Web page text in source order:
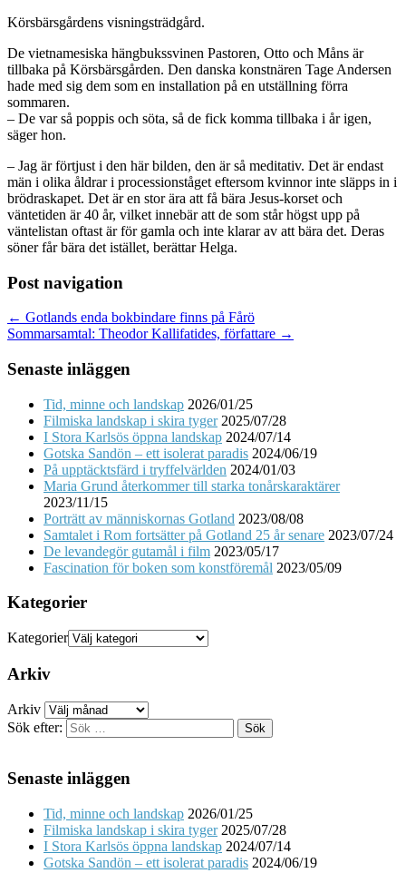
Körsbärsgårdens visningsträdgård.
De vietnamesiska hängbukssvinen Pastoren, Otto och Måns är
tillbaka på Körsbärsgården. Den danska konstnären Tage Andersen
hade med sig dem som en installation på en utställning förra
sommaren.
– De var så poppis och söta, så de fick komma tillbaka i år igen,
säger hon.
– Jag är förtjust i den här bilden, den är så meditativ. Det är endast
män i olika åldrar i processionståget eftersom kvinnor inte släpps in i
brödraskapet. Det är en stor ära att få bära Jesus-korset och
väntetiden är 40 år, vilket innebär att de som står högst upp på
väntelistan oftast är för gamla och inte klarar av att bära det. Deras
söner får bära det istället, berättar Helga.
Post navigation
← Gotlands enda bokbindare finns på Fårö
Sommarsamtal: Theodor Kallifatides, författare →
Senaste inläggen
Tid, minne och landskap 2026/01/25
Filmiska landskap i skira tyger 2025/07/28
I Stora Karlsös öppna landskap 2024/07/14
Gotska Sandön – ett isolerat paradis 2024/06/19
På upptäcktsfärd i tryffelvärlden 2024/01/03
Maria Grund återkommer till starka tonårskaraktärer
2023/11/15
Porträtt av människornas Gotland 2023/08/08
Samtalet i Rom fortsätter på Gotland 25 år senare 2023/07/24
De levandegör gutamål i film 2023/05/17
Fascination för boken som konstföremål 2023/05/09
Kategorier
Kategorier
Arkiv
Arkiv
Sök efter:
Senaste inläggen
Tid, minne och landskap 2026/01/25
Filmiska landskap i skira tyger 2025/07/28
I Stora Karlsös öppna landskap 2024/07/14
Gotska Sandön – ett isolerat paradis 2024/06/19